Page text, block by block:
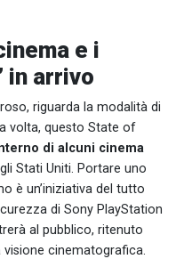
e i
in arrivo
riguarda la modalità di
volta, questo State of
di alcuni cinema
Stati Uniti. Portare uno
è un’iniziativa del tutto
di Sony PlayStation
al pubblico, ritenuto
cinematografica.